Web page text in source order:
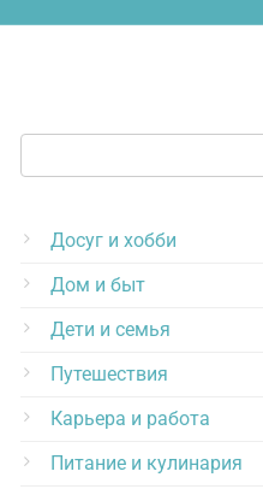
Досуг и хобби
Дом и быт
Дети и семья
Путешествия
Карьера и работа
Питание и кулинария